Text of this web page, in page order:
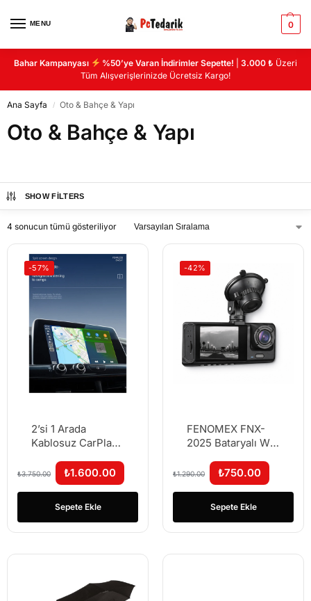
MENU 0
Bahar Kampanyası %50’ye Varan İndirimler Sepette! |3.000 ₺ Üzeri
Tüm Alışverişlerinizde Ücretsiz Kargo!
Ana Sayfa / Oto & Bahçe & Yapı
Oto & Bahçe & Yapı
SHOW FILTERS
4 sonucun tümü gösteriliyor
-57%
2’si 1 Arada
Kablosuz CarPlay
Adaptörü – Araç
Uyumlu
₺3.750.00 ₺1.600.00
Sepete Ekle
-42%
FENOMEX FNX-
2025 Bataryalı Wi-
Kamerası – Cep
Telefonu İle
₺1.290.00 ₺750.00
Sepete Ekle